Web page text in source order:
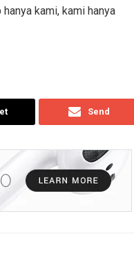
kami, kami hanya
Send